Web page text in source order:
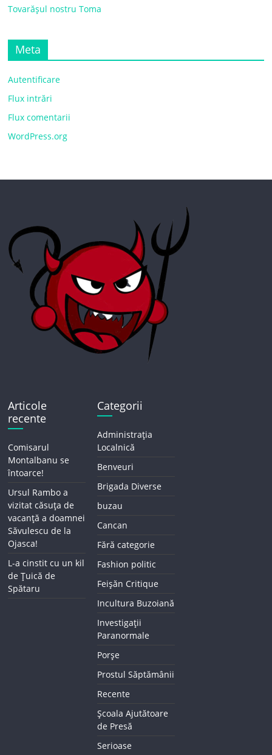
Tovarășul nostru Toma
Meta
Autentificare
Flux intrări
Flux comentarii
WordPress.org
Articole
recente
Comisarul
Montalbanu se
întoarce!
Ursul Rambo a
vizitat căsuța de
vacanță a doamnei
Săvulescu de la
Ojasca!
L-a cinstit cu un kil
de Țuică de
Spătaru
Categorii
Administrația
Localnică
Benveuri
Brigada Diverse
buzau
Cancan
Fără categorie
Fashion politic
Feișăn Critique
Incultura Buzoiană
Investigații
Paranormale
Porșe
Prostul Săptămânii
Recente
Școala Ajutătoare
de Presă
Serioase